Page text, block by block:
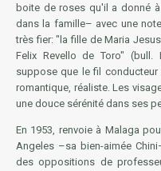
boite de roses qu'il a donné
dans la famille– avec une
très fier: "la fille de Maria
Felix Revello de Toro"
suppose que le fil
romantique, réaliste. Les
une douce sérénité dans ses
En 1953, renvoie à Malaga
Angeles –sa bien-aimée
des oppositions de